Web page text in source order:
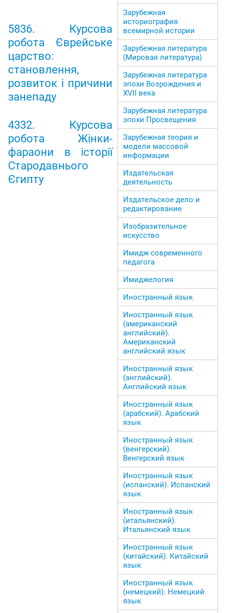
5836. Курсова
робота Єврейське
царство:
становлення,
розвиток і причини
занепаду
4332. Курсова
робота Жінки-
фараони в історії
Стародавнього
Єгипту
Зарубежная
историография
всемирной истории
Зарубежная литература
(Мировая литература)
Зарубежная литература
эпохи Возрождения и
ХVII века
Зарубежная литература
эпохи Просвещения
Зарубежная теория и
модели массовой
информации
Издательская
деятельность
Издательское дело и
редактирование
Изобразительное
искусство
Имидж современного
педагога
Имиджелогия
Иностранный язык
Иностранный язык
(американский
английский).
Американский
английский язык
Иностранный язык
(английский).
Английский язык
Иностранный язык
(арабский). Арабский
язык
Иностранный язык
(венгерский).
Венгерский язык
Иностранный язык
(испанский). Испанский
язык
Иностранный язык
(итальянский).
Итальянский язык
Иностранный язык
(китайский). Китайский
язык
Иностранный язык
(немецкий). Немецкий
язык